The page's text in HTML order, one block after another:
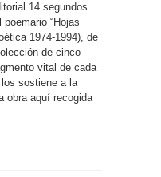
Lanza
nueva
publicación
la
editorial
14
14 segundos
“Hojas
1974-1994), de
de cinco
vital de cada
sostiene a la
obra aquí recogida